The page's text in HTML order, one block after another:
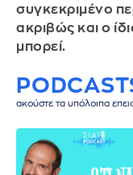
συγκεκριμένο
ακριβώς και ο
μπορεί.
ακούστε τα υπόλοιπα